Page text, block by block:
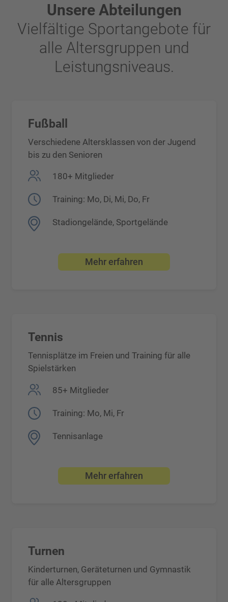
Unsere Abteilungen
Vielfältige Sportangebote für
alle Altersgruppen und
Leistungsniveaus.
Fußball
Verschiedene Altersklassen von der Jugend
bis zu den Senioren
180+ Mitglieder
Training: Mo, Di, Mi, Do, Fr
Stadiongelände, Sportgelände
Mehr erfahren
Tennis
Tennisplätze im Freien und Training für alle
Spielstärken
85+ Mitglieder
Training: Mo, Mi, Fr
Tennisanlage
Mehr erfahren
Turnen
Kinderturnen, Geräteturnen und Gymnastik
für alle Altersgruppen